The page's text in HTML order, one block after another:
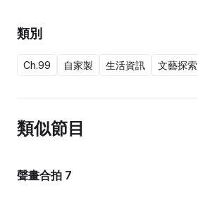
類別
Ch.99 自家製 生活資訊 文藝探索
類似節目
聲畫合拍 7